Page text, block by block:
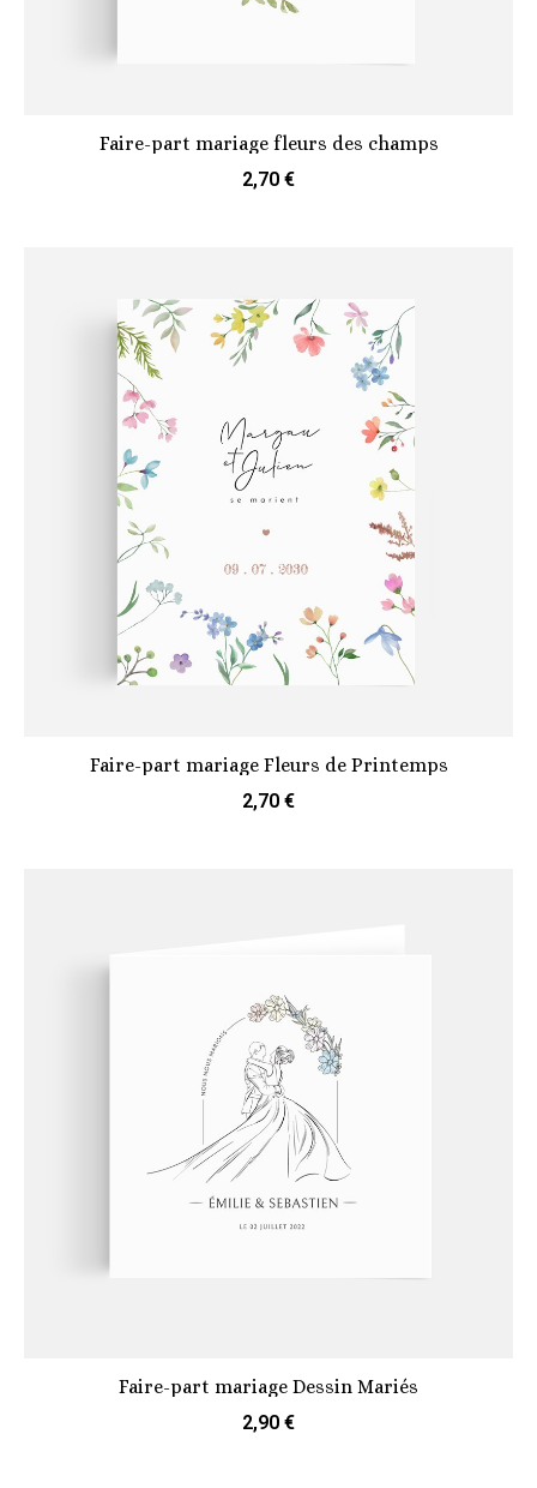
Faire-part mariage fleurs des champs
2,70 €
Faire-part mariage Fleurs de Printemps
2,70 €
Faire-part mariage Dessin Mariés
2,90 €